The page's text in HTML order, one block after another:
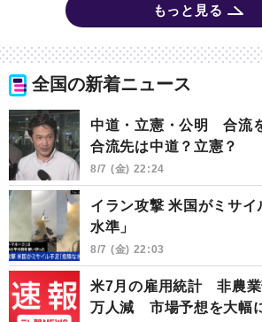
もっと見る
全国の新着ニュース
中道・立憲・公明 合流
合流先は中道？立憲？
8/7 (金) 22:24
イラン攻撃 米国がミサイ
水準」
8/7 (金) 22:03
米7月の雇用統計 非農
万人減 市場予想を大幅